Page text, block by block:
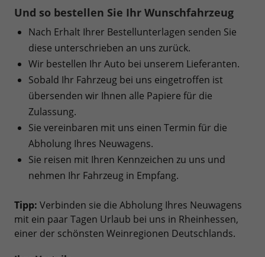
Und so bestellen Sie Ihr Wunschfahrzeug
Nach Erhalt Ihrer Bestellunterlagen senden Sie
diese unterschrieben an uns zurück.
Wir bestellen Ihr Auto bei unserem Lieferanten.
Sobald Ihr Fahrzeug bei uns eingetroffen ist
übersenden wir Ihnen alle Papiere für die
Zulassung.
Sie vereinbaren mit uns einen Termin für die
Abholung Ihres Neuwagens.
Sie reisen mit Ihren Kennzeichen zu uns und
nehmen Ihr Fahrzeug in Empfang.
Tipp: Verbinden sie die Abholung Ihres Neuwagens
mit ein paar Tagen Urlaub bei uns in Rheinhessen,
einer der schönsten Weinregionen Deutschlands.